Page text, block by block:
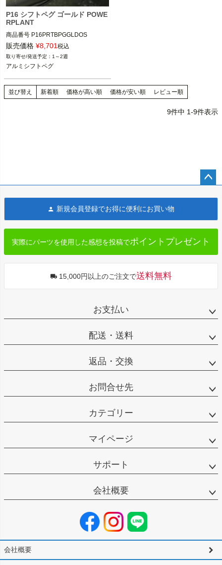
P16 シフトペグ ゴールド POWE
RPLANT
商品番号 P16PRTBPGGLDOS
9NE：027062
ダイナ
ソフテイル
ツーリング
販売価格 ¥8,701 税込
1～2週
アルミシフトペグ
並び替え 新着順 価格が高い順 価格が安い順 レビュー順
9件中 1-9件表示
へ
新規会員登録でお得に便利にお買い物
実際にパーツを使用した感想を投稿でポイントプレゼント
15,000円以上のご注文で送料無料
お支払い
配送・送料
返品・交換
お問合せ先
カテゴリー
マイページ
サポート
会社概要
会社概要